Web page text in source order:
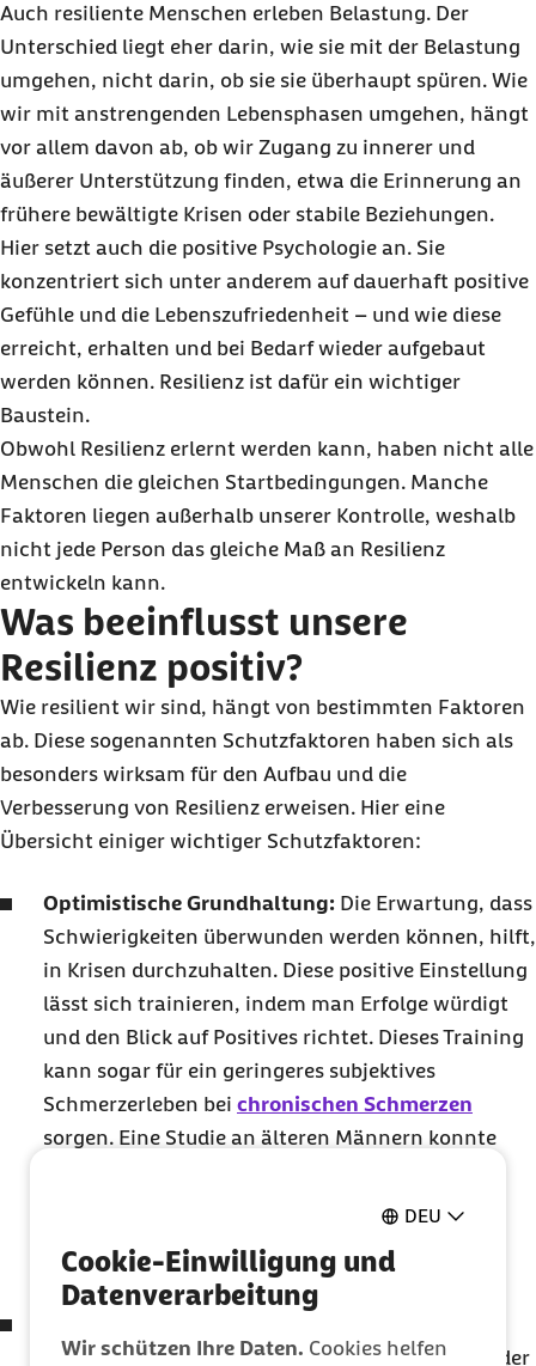
DEU
Cookie-Einwilligung und
Datenverarbeitung
Wir schützen Ihre Daten. Cookies helfen
Auch resiliente Menschen erleben Belastung. Der
Unterschied liegt eher darin, wie sie mit der Belastung
umgehen, nicht darin, ob sie sie überhaupt spüren. Wie
wir mit anstrengenden Lebensphasen umgehen, hängt
vor allem davon ab, ob wir Zugang zu innerer und
äußerer Unterstützung finden, etwa die Erinnerung an
frühere bewältigte Krisen oder stabile Beziehungen.
Hier setzt auch die positive Psychologie an. Sie
konzentriert sich unter anderem auf dauerhaft positive
Gefühle und die Lebenszufriedenheit – und wie diese
erreicht, erhalten und bei Bedarf wieder aufgebaut
werden können. Resilienz ist dafür ein wichtiger
Baustein.
Obwohl Resilienz erlernt werden kann, haben nicht alle
Menschen die gleichen Startbedingungen. Manche
Faktoren liegen außerhalb unserer Kontrolle, weshalb
nicht jede Person das gleiche Maß an Resilienz
entwickeln kann.
Was beeinflusst unsere
Resilienz positiv?
Wie resilient wir sind, hängt von bestimmten Faktoren
ab. Diese sogenannten Schutzfaktoren haben sich als
besonders wirksam für den Aufbau und die
Verbesserung von Resilienz erweisen. Hier eine
Übersicht einiger wichtiger Schutzfaktoren:
Optimistische Grundhaltung: Die Erwartung, dass
Schwierigkeiten überwunden werden können, hilft,
in Krisen durchzuhalten. Diese positive Einstellung
lässt sich trainieren, indem man Erfolge würdigt
und den Blick auf Positives richtet. Dieses Training
kann sogar für ein geringeres subjektives
Schmerzerleben bei chronischen Schmerzen
sorgen. Eine Studie an älteren Männern konnte
optimistischer Grundhaltung und niedrigeren
Gefäßfunktionen zeigen.
eigene Denken und Verhalten flexibel an neue oder